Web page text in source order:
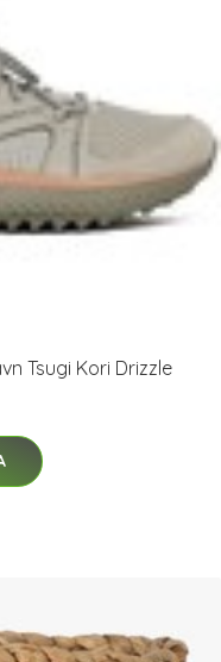
Tsugi Kori Drizzle